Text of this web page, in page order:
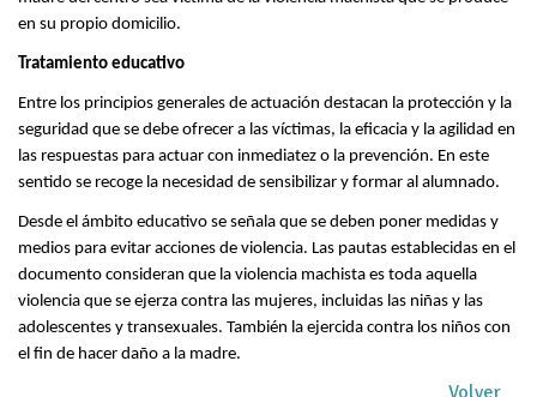
en su propio domicilio.
Tratamiento educativo
Entre los principios generales de actuación destacan la protección y la
seguridad que se debe ofrecer a las víctimas, la eficacia y la agilidad en
las respuestas para actuar con inmediatez o la prevención. En este
sentido se recoge la necesidad de sensibilizar y formar al alumnado.
Desde el ámbito educativo se señala que se deben poner medidas y
medios para evitar acciones de violencia. Las pautas establecidas en el
documento consideran que la violencia machista es toda aquella
violencia que se ejerza contra las mujeres, incluidas las niñas y las
adolescentes y transexuales. También la ejercida contra los niños con
el fin de hacer daño a la madre.
Volver